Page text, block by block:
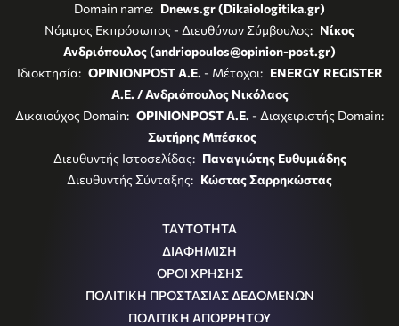
Domain name: Dnews.gr (Dikaiologitika.gr)
Νόμιμος Εκπρόσωπος - Διευθύνων Σύμβουλος: Νίκος
Ανδριόπουλος (andriopoulos@opinion-post.gr)
Ιδιοκτησία: OPINIONPOST A.E. - Μέτοχοι: ENERGY REGISTER
Α.Ε. / Ανδριόπουλος Νικόλαος
Δικαιούχος Domain: OPINIONPOST A.E. - Διαχειριστής Domain:
Σωτήρης Μπέσκος
Διευθυντής Ιστοσελίδας: Παναγιώτης Ευθυμιάδης
Διευθυντής Σύνταξης: Κώστας Σαρρηκώστας
ΤΑΥΤΟΤΗΤΑ
ΔΙΑΦΗΜΙΣΗ
ΟΡΟΙ ΧΡΗΣΗΣ
ΠΟΛΙΤΙΚΗ ΠΡΟΣΤΑΣΙΑΣ ΔΕΔΟΜΕΝΩΝ
ΠΟΛΙΤΙΚΗ ΑΠΟΡΡΗΤΟΥ